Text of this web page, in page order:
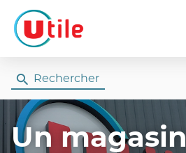
Rechercher
Un magasin